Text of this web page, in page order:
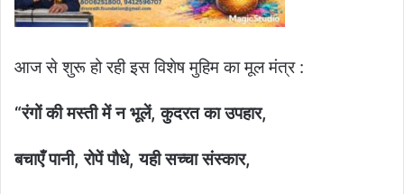
आज से शुरू हो रही इस विशेष मुहिम का मूल मंत्र :
“रंगों की मस्ती में न भूलें, कुदरत का उपहार,
बचाएँ पानी, रोपें पौधे, यही सच्चा संस्कार,